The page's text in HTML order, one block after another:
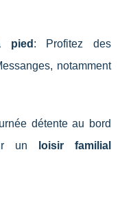
pied : Profitez des
notamment
détente au bord
un
loisir familial